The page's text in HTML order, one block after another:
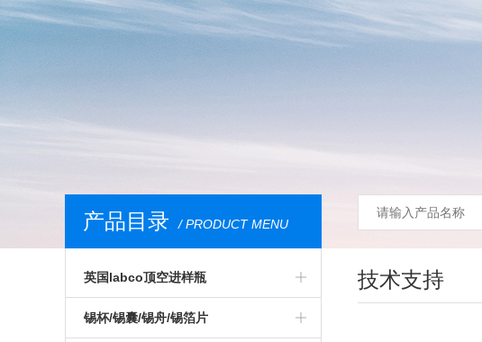
产品目录 / PRODUCT MENU
英国labco顶空进样瓶
锡杯/锡囊/锡舟/锡箔片
技术支持